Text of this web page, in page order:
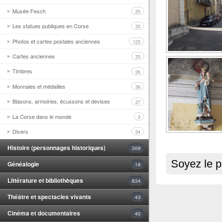
Musée Fesch 25
Les statues publiques en Corse 33
Photos et cartes postales anciennes 123
Cartes anciennes 33
Timbres 26
Monnaies et médailles 36
Blasons, armoiries, écussons et devises 27
La Corse dans le monde 3
Divers 54
Histoire (personnages historiques) 309
Généalogie 18
Littérature et bibliothèques 834
Théâtre et spectacles vivants 43
Cinéma et documentaires 40
Soyez le